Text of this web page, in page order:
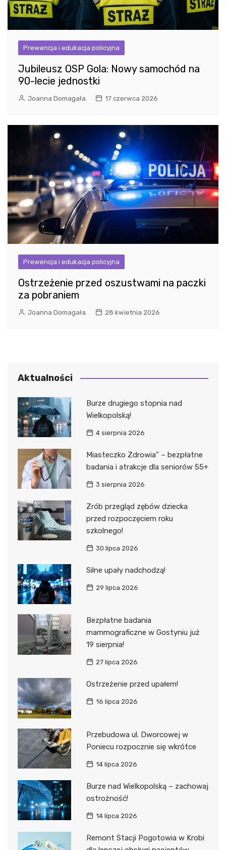
Prewencja i edukacja policyjna
Jubileusz OSP Gola: Nowy samochód na
90-lecie jednostki
Joanna Domagała 17 czerwca 2026
Prewencja i edukacja policyjna
Ostrzeżenie przed oszustwami na paczki
za pobraniem
Joanna Domagała 28 kwietnia 2026
Aktualności
Burze drugiego stopnia nad
Wielkopolską!
4 sierpnia 2026
Miasteczko Zdrowia” – bezpłatne
badania i atrakcje dla seniorów 55+
3 sierpnia 2026
Zrób przegląd zębów dziecka
przed rozpoczęciem roku
szkolnego!
30 lipca 2026
Silne upały nadchodzą!
29 lipca 2026
Bezpłatne badania
mammograficzne w Gostyniu już
19 sierpnia!
27 lipca 2026
Ostrzeżenie przed upałem!
16 lipca 2026
Przebudowa ul. Dworcowej w
Poniecu rozpocznie się wkrótce
14 lipca 2026
Burze nad Wielkopolską – zachowaj
ostrożność!
14 lipca 2026
Remont Stacji Pogotowia w Krobi